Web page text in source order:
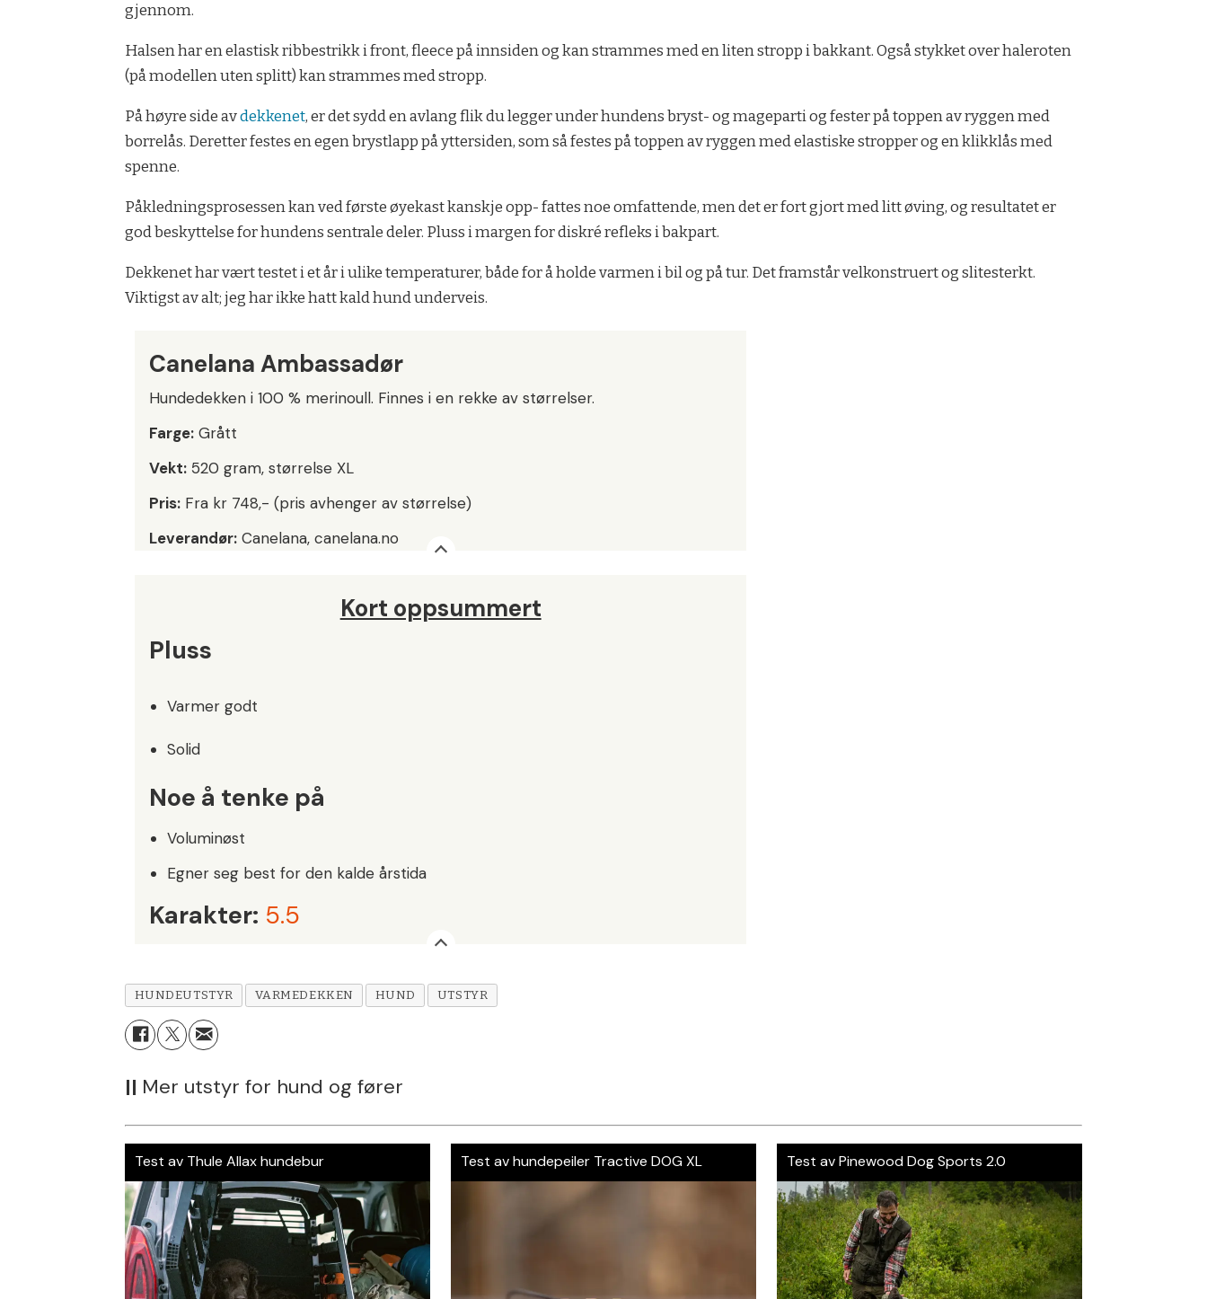
gjennom.
Halsen har en elastisk ribbestrikk i front, fleece på innsiden og kan strammes med en liten stropp i bakkant. Også stykket over haleroten
(på modellen uten splitt) kan strammes med stropp.
På høyre side avdekkenet, er det sydd en avlang flik du legger under hundens bryst- og mageparti og fester på toppen av ryggen med
borrelås. Deretter festes en egen brystlapp på yttersiden, som så festes på toppen av ryggen med elastiske stropper og en klikklås med
spenne.
Påkledningsprosessen kan ved første øyekast kanskje opp- fattes noe omfattende, men det er fort gjort med litt øving, og resultatet er
god beskyttelse for hundens sentrale deler. Pluss i margen for diskré refleks i bakpart.
Dekkenet har vært testet i et år i ulike temperaturer, både for å holde varmen i bil og på tur. Det framstår velkonstruert og slitesterkt.
Viktigst av alt; jeg har ikke hatt kald hund underveis.
Canelana Ambassadør
Hundedekken i 100 % merinoull. Finnes i en rekke av størrelser.
Farge: Grått
Vekt: 520 gram, størrelse XL
Pris: Fra kr 748,- (pris avhenger av størrelse)
Leverandør: Canelana, canelana.no
Kort oppsummert
Pluss
Varmer godt
Solid
Noe å tenke på
Voluminøst
Egner seg best for den kalde årstida
Karakter: 5.5
HUNDEUTSTYR VARMEDEKKEN HUND UTSTYR
|| Mer utstyr for hund og fører
Test av Thule Allax hundebur Test av hundepeiler Tractive DOG XL Test av Pinewood Dog Sports 2.0